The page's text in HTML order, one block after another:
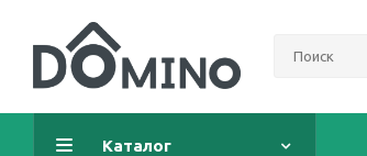
Каталог